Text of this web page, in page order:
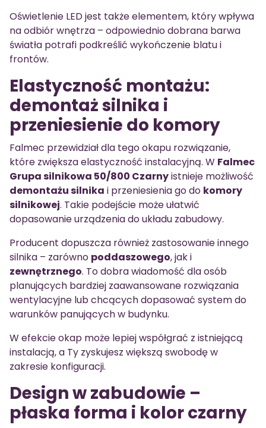
Oświetlenie LED jest także elementem, który wpływa
na odbiór wnętrza – odpowiednio dobrana barwa
światła potrafi podkreślić wykończenie blatu i
frontów.
Elastyczność montażu:
demontaż silnika i
przeniesienie do komory
Falmec przewidział dla tego okapu rozwiązanie,
które zwiększa elastyczność instalacyjną. W Falmec
Grupa silnikowa 50/800 Czarnyistnieje możliwość
demontażu silnika i przeniesienia go do komory
silnikowej. Takie podejście może ułatwić
dopasowanie urządzenia do układu zabudowy.
Producent dopuszcza również zastosowanie innego
silnika – zarówno poddaszowego, jak i
zewnętrznego. To dobra wiadomość dla osób
planujących bardziej zaawansowane rozwiązania
wentylacyjne lub chcących dopasować system do
warunków panujących w budynku.
W efekcie okap może lepiej współgrać z istniejącą
instalacją, a Ty zyskujesz większą swobodę w
zakresie konfiguracji.
Design w zabudowie –
płaska forma i kolor czarny